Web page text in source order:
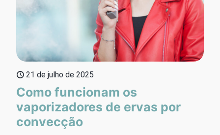
21 de julho de 2025
Como funcionam os
vaporizadores de ervas por
convecção